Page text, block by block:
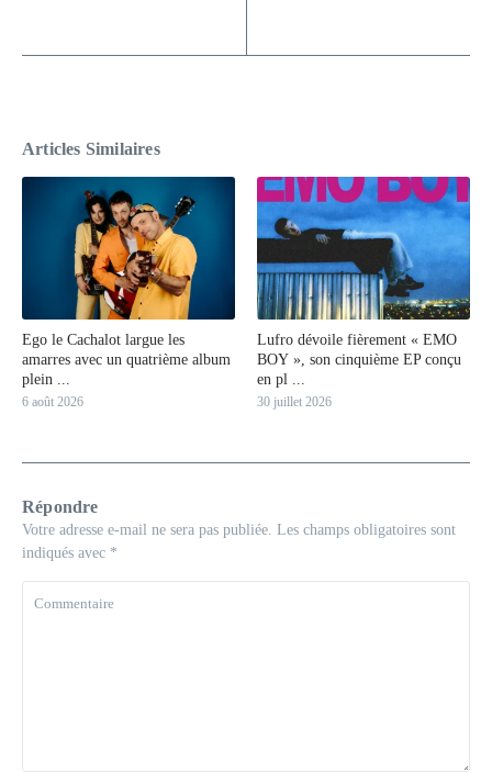
Articles Similaires
Ego le Cachalot largue les
amarres avec un quatrième album
plein ...
6 août 2026
Lufro dévoile fièrement « EMO
BOY », son cinquième EP conçu
en pl ...
30 juillet 2026
Répondre
Votre adresse e-mail ne sera pas publiée. Les champs obligatoires sont
indiqués avec *